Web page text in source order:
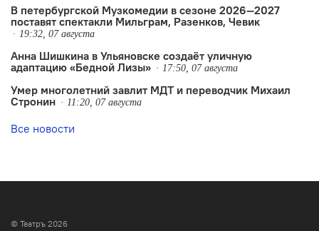
В петербургской Музкомедии в сезоне 2026—2027
поставят спектакли Мильграм, Разенков, Чевик
19:32, 07 августа
Анна Шишкина в Ульяновске создаëт уличную
адаптацию «Бедной Лизы»
17:50, 07 августа
Умер многолетний завлит МДТ и переводчик Михаил
Стронин
11:20, 07 августа
Все новости
© Театръ 2026